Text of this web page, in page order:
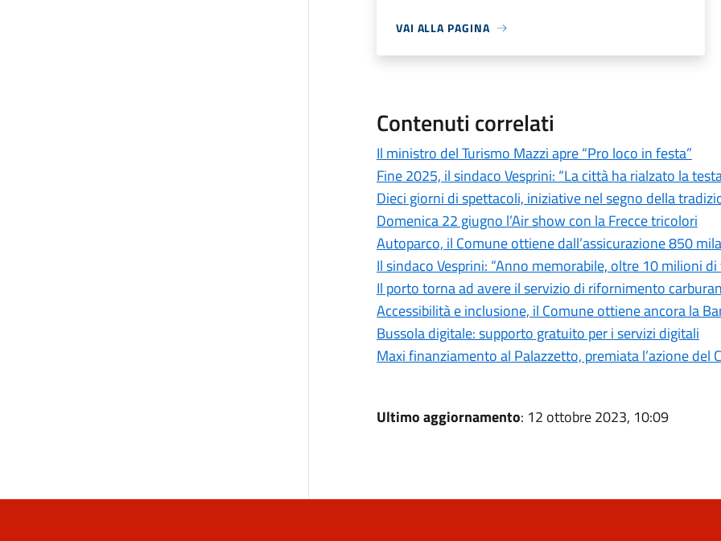
VAI ALLA PAGINA
Contenuti correlati
Il ministro del Turismo Mazzi apre “Pro loco in festa”
Fine 2025, il sindaco Vesprini: “La città ha rialzato la
Dieci giorni di spettacoli, iniziative nel segno della
Domenica 22 giugno l’Air show con la Frecce tricolori
Autoparco, il Comune ottiene dall’assicurazione 850
Il sindaco Vesprini: “Anno memorabile, oltre 10 milioni
Il porto torna ad avere il servizio di rifornimento
Accessibilità e inclusione, il Comune ottiene ancora la
Bussola digitale: supporto gratuito per i servizi digitali
Maxi finanziamento al Palazzetto, premiata l’azione del
Ultimo aggiornamento: 12 ottobre 2023, 10:09